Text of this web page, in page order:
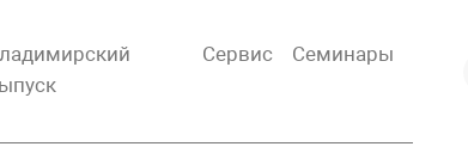
Сервис Семинары